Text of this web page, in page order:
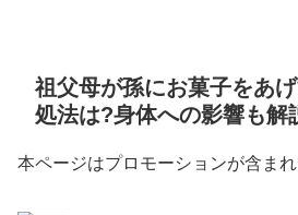
祖父母が孫にお菓子をあ
処法は?身体への影響も解
本ページはプロモーションが含まれ